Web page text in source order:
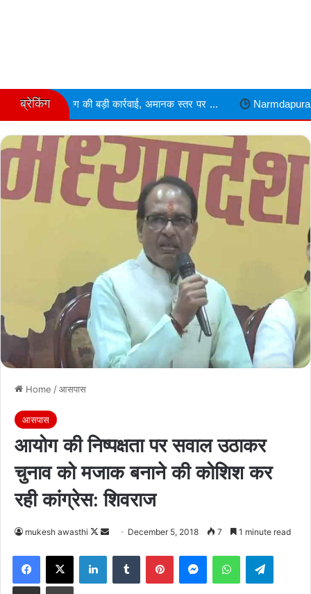
ब्रेकिंग
बड़ी कार्रवाई, अमानक स्तर पर ... Narmdapuram चरित्र शंका में
Home /आसपास
आसपास
आयोग की निष्पक्षता पर सवाल उठाकर
चुनाव को मजाक बनाने की कोशिश कर
रही कांग्रेस: शिवराज
mukesh awasthi
Follow
Send
email
December 5, 2018 7 1 minute read
Facebook
X LinkedInTumblr PinterestMessengerWhatsApp
Share via Email Print